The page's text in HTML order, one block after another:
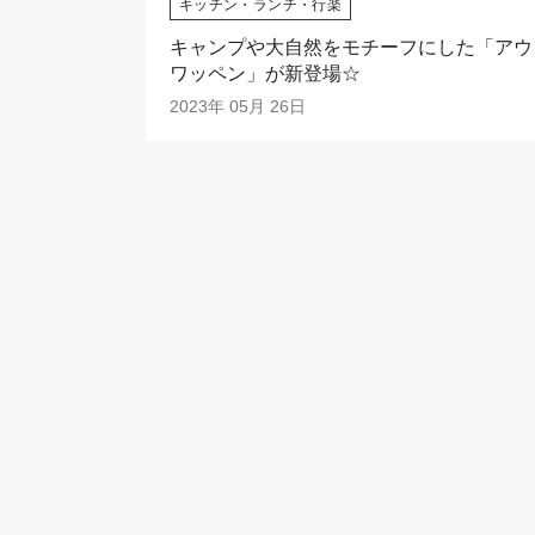
キッチン・ランチ・行楽
キャンプや大自然をモチーフにした「ア
ワッペン」が新登場☆
2023年 05月 26日